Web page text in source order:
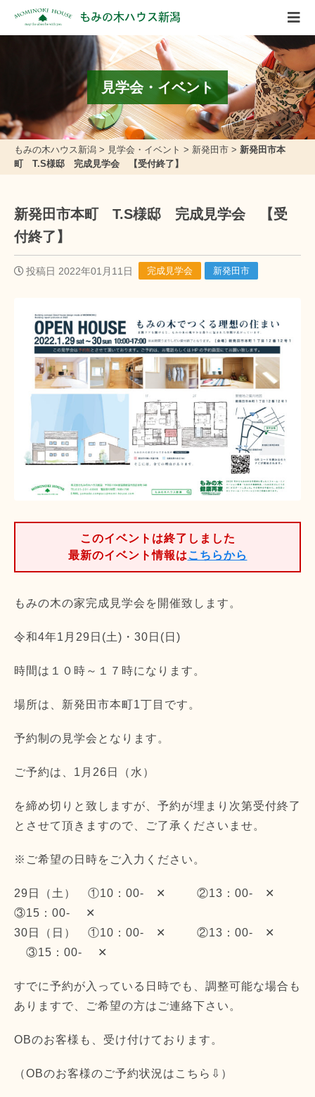
もみの木ハウス新潟
見学会・イベント
もみの木ハウス新潟 > 見学会・イベント > 新発田市 > 新発田市本
町 T.S様邸 完成見学会 【受付終了】
新発田市本町 T.S様邸 完成見学会 【受
付終了】
投稿日 2022年01月11日 完成見学会 新発田市
このイベントは終了しました
最新のイベント情報は こちらから
もみの木の家完成見学会を開催致します。
令和4年1月29日(土)・30日(日)
時間は１０時～１７時になります。
場所は、新発田市本町1丁目です。
予約制の見学会となります。
ご予約は、1月26日（水）
を締め切りと致しますが、予約が埋まり次第受付終了
とさせて頂きますので、ご了承くださいませ。
※ご希望の日時をご入力ください。
29日（土） ①10：00- ✕ ②13：00- ✕
③15：00- ✕
30日（日） ①10：00- ✕ ②13：00- ✕
③15：00- ✕
すでに予約が入っている日時でも、調整可能な場合も
ありますで、ご希望の方はご連絡下さい。
OBのお客様も、受け付けております。
（OBのお客様のご予約状況はこちら⇩）